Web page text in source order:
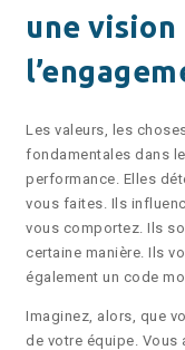
une
Les valeurs, les
fondamentales dans
performance. Elles
vous faites. Ils
vous comportez. Ils
certaine manière. Ils
également un code
Imaginez, alors, que
de votre équipe. Vous